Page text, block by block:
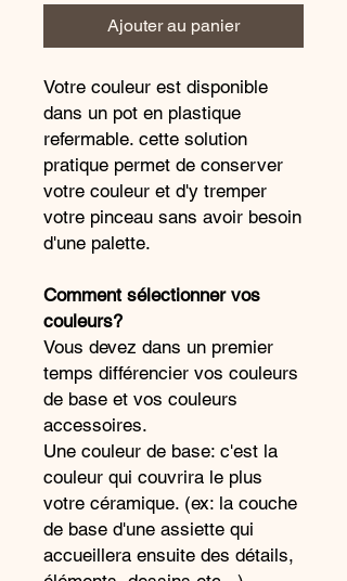
Ajouter au panier
Votre couleur est disponible
dans un pot en plastique
refermable. cette solution
pratique permet de conserver
votre couleur et d'y tremper
votre pinceau sans avoir besoin
d'une palette.
Comment sélectionner vos
couleurs?
Vous devez dans un premier
temps différencier vos couleurs
de base et vos couleurs
accessoires.
Une couleur de base: c'est la
couleur qui couvrira le plus
votre céramique. (ex: la couche
de base d'une assiette qui
accueillera ensuite des détails,